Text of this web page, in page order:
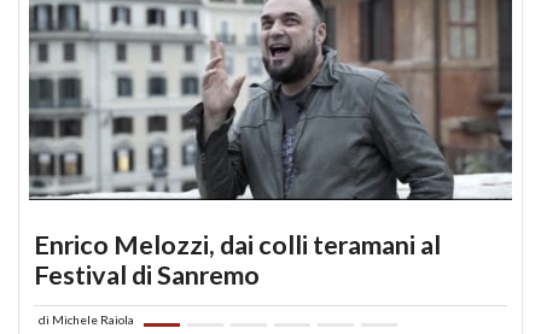
Enrico Melozzi, dai colli teramani al
Festival di Sanremo
di Michele Raiola